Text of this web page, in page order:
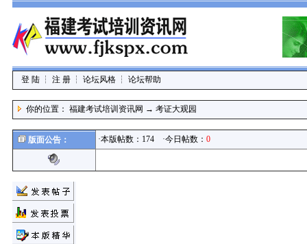
登 陆 ┆ 注 册 ┆ 论坛风格 ┆ 论坛帮助
你的位置： 福建考试培训资讯网 → 考证大观园
版面公告： ·本版帖数：174 ·今日帖数： 0